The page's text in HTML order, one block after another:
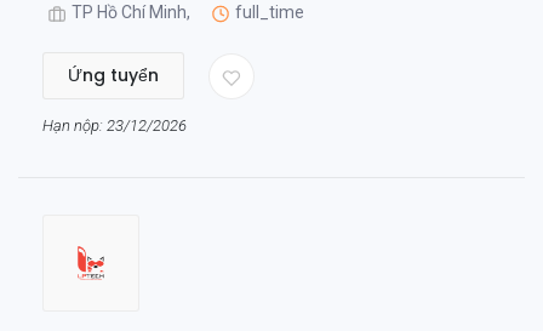
TP Hồ Chí Minh, full_time
Ứng tuyển
Hạn nộp: 23/12/2026